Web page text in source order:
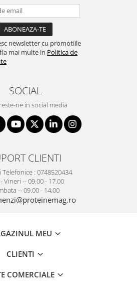
newsletter cu promotiile
mai multe in Politica de
SOCIAL
ne in social media
CLIENTI
Telefonice : 0748520434
Vineri -- 09.00 - 17.00
-- 09.00 - 14.00
MEU
CLIENTI
COMERCIALE